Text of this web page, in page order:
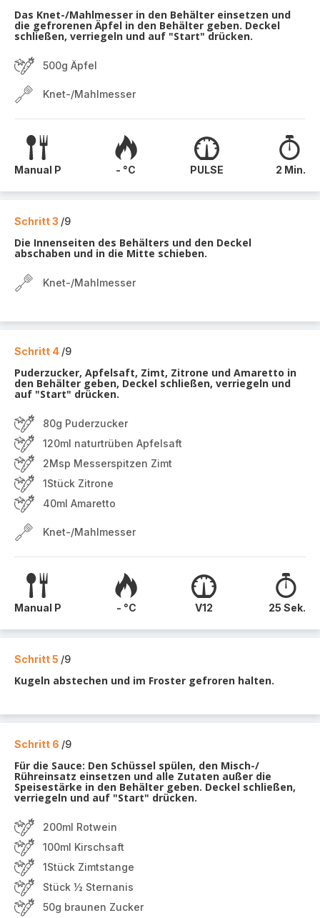
Das Knet-/Mahlmesser in den Behälter einsetzen und
die gefrorenen Äpfel in den Behälter geben. Deckel
schließen, verriegeln und auf "Start" drücken.
500g Äpfel
Knet-/Mahlmesser
Manual P - °C PULSE 2 Min.
Schritt 3 /9
Die Innenseiten des Behälters und den Deckel
abschaben und in die Mitte schieben.
Knet-/Mahlmesser
Schritt 4 /9
Puderzucker, Apfelsaft, Zimt, Zitrone und Amaretto in
den Behälter geben, Deckel schließen, verriegeln und
auf "Start" drücken.
80g Puderzucker
120ml naturtrüben Apfelsaft
2Msp Messerspitzen Zimt
1Stück Zitrone
40ml Amaretto
Knet-/Mahlmesser
Manual P - °C V12 25 Sek.
Schritt 5 /9
Kugeln abstechen und im Froster gefroren halten.
Schritt 6 /9
Für die Sauce: Den Schüssel spülen, den Misch-/
Rühreinsatz einsetzen und alle Zutaten außer die
Speisestärke in den Behälter geben. Deckel schließen,
verriegeln und auf "Start" drücken.
200ml Rotwein
100ml Kirschsaft
1Stück Zimtstange
Stück ½ Sternanis
50g braunen Zucker